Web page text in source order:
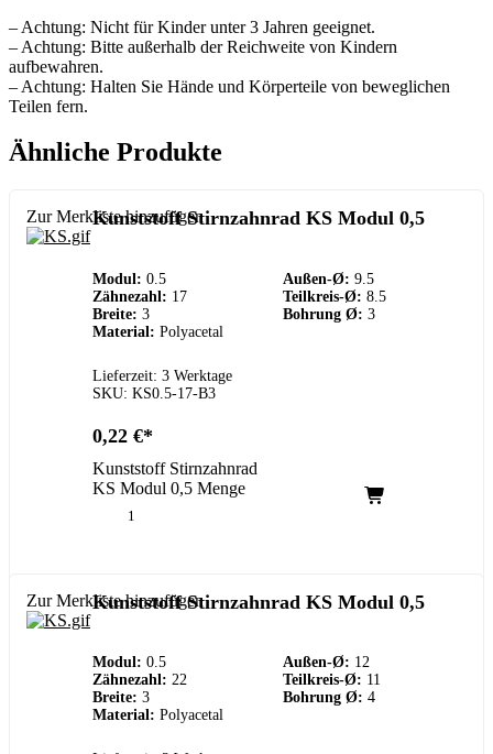
– Achtung: Nicht für Kinder unter 3 Jahren geeignet.
– Achtung: Bitte außerhalb der Reichweite von Kindern
aufbewahren.
– Achtung: Halten Sie Hände und Körperteile von beweglichen
Teilen fern.
Ähnliche Produkte
Zur Merkliste hinzufügen
Kunststoff Stirnzahnrad KS Modul 0,5
Modul: 0.5 Außen-Ø: 9.5
Zähnezahl: 17 Teilkreis-Ø: 8.5
Breite: 3 Bohrung Ø: 3
Material: Polyacetal
Lieferzeit: 3 Werktage
SKU: KS0.5-17-B3
0,22 €
Kunststoff Stirnzahnrad
KS Modul 0,5 Menge
Zur Merkliste hinzufügen
Kunststoff Stirnzahnrad KS Modul 0,5
Modul: 0.5 Außen-Ø: 12
Zähnezahl: 22 Teilkreis-Ø: 11
Breite: 3 Bohrung Ø: 4
Material: Polyacetal